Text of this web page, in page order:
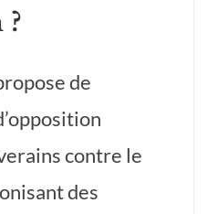
de
contre le
des